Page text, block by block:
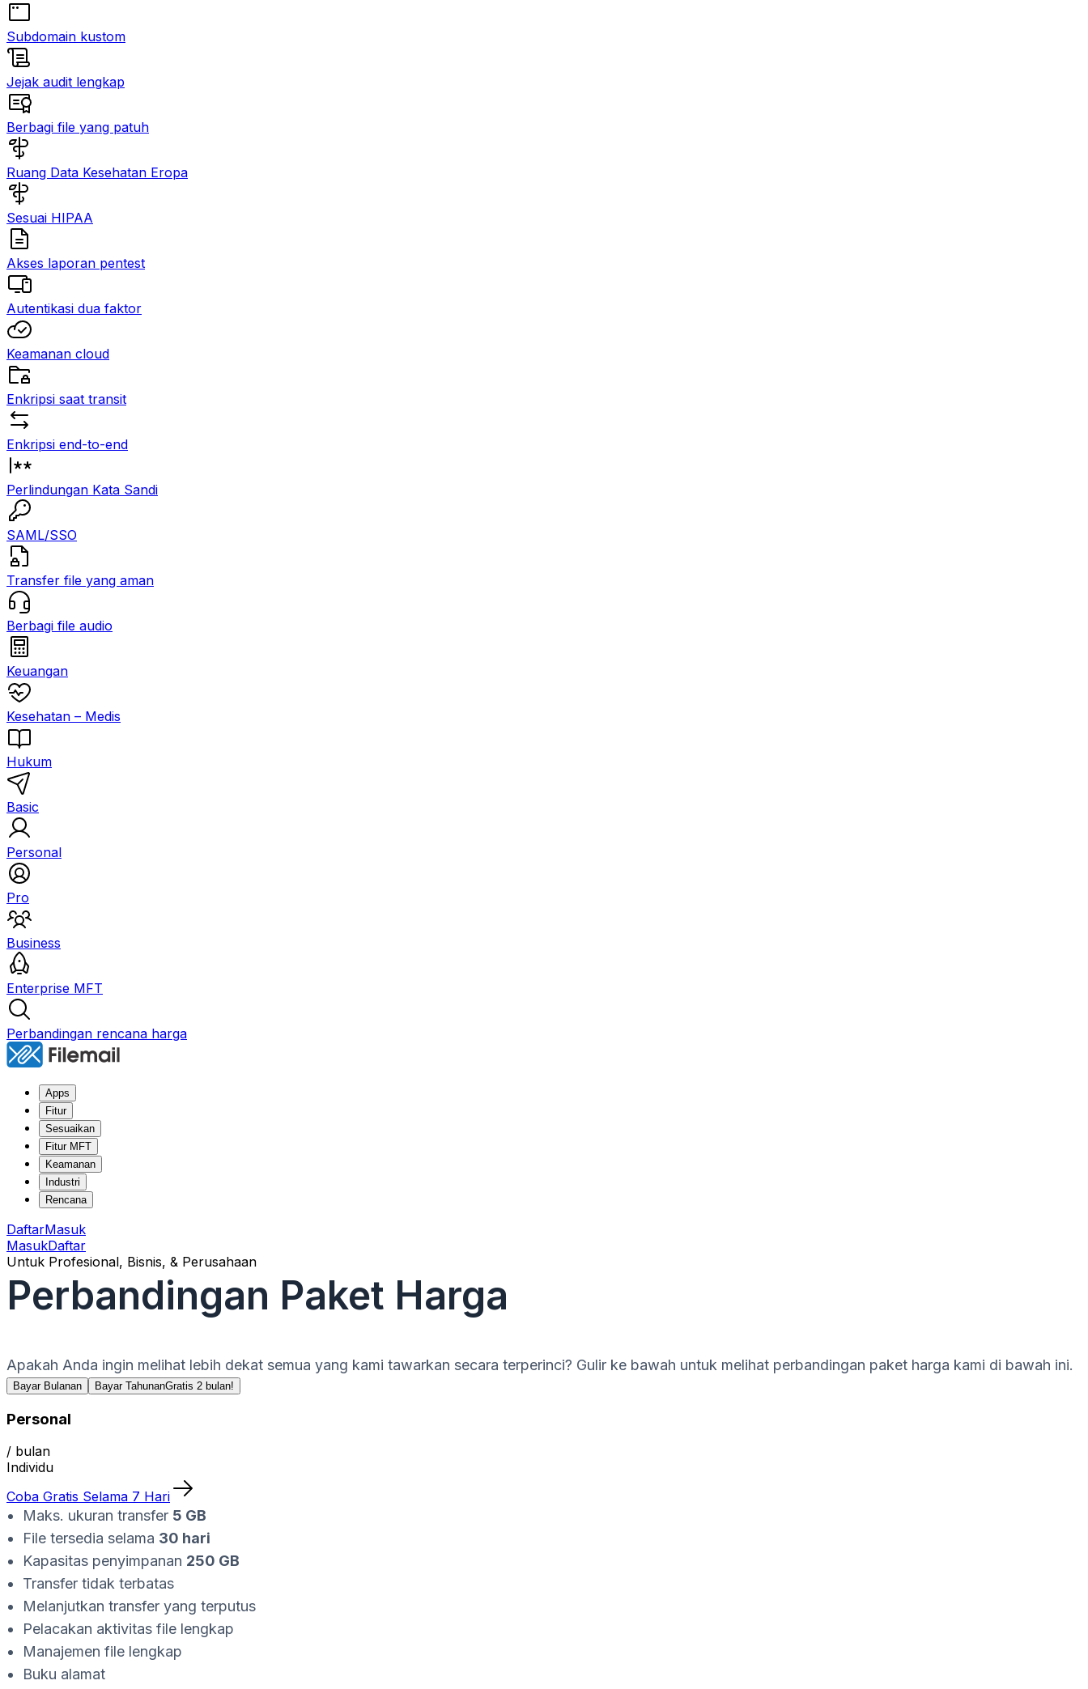
Subdomain kustom
Jejak audit lengkap
Berbagi file yang patuh
Ruang Data Kesehatan Eropa
Sesuai HIPAA
Akses laporan pentest
Autentikasi dua faktor
Keamanan cloud
Enkripsi saat transit
Enkripsi end-to-end
Perlindungan Kata Sandi
SAML/SSO
Transfer file yang aman
Berbagi file audio
Keuangan
Kesehatan – Medis
Hukum
Basic
Personal
Pro
Business
Enterprise MFT
Perbandingan rencana harga
Apps
Fitur
Sesuaikan
Fitur MFT
Keamanan
Industri
Rencana
DaftarMasuk
MasukDaftar
Untuk Profesional, Bisnis, & Perusahaan
Perbandingan Paket Harga
Apakah Anda ingin melihat lebih dekat semua yang kami tawarkan secara terperinci? Gulir ke bawah untuk melihat perbandingan paket harga kami di bawah ini.
Bayar Bulanan Bayar TahunanGratis 2 bulan!
Personal
/ bulan
Individu
Coba Gratis Selama 7 Hari
Maks. ukuran transfer 5 GB
File tersedia selama 30 hari
Kapasitas penyimpanan 250 GB
Transfer tidak terbatas
Melanjutkan transfer yang terputus
Pelacakan aktivitas file lengkap
Manajemen file lengkap
Buku alamat